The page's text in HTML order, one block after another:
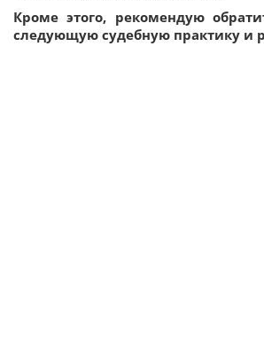
Кроме этого, рекомендую
следующую судебную практику и